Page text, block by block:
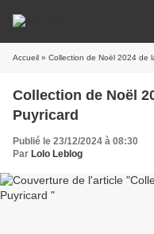
Accueil » Collection de Noël 2024 de
Collection de Noël
Puyricard
Publié le 23/12/2024 à 08:30
Par Lolo Leblog